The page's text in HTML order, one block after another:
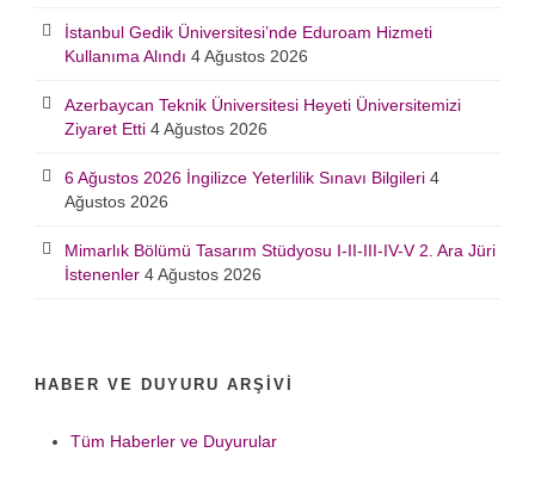
İstanbul Gedik Üniversitesi’nde Eduroam Hizmeti
Kullanıma Alındı 4 Ağustos 2026
Azerbaycan Teknik Üniversitesi Heyeti Üniversitemizi
Ziyaret Etti 4 Ağustos 2026
6 Ağustos 2026 İngilizce Yeterlilik Sınavı Bilgileri 4
Ağustos 2026
Mimarlık Bölümü Tasarım Stüdyosu I-II-III-IV-V 2. Ara Jüri
İstenenler 4 Ağustos 2026
HABER VE DUYURU ARŞIVI
Tüm Haberler ve Duyurular